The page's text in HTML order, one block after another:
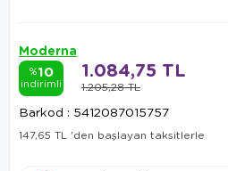
Moderna
%10
indirimli 1.205,28 TL
1.084,75 TL
Barkod : 5412087015757
147,65 TL 'den başlayan taksitlerle